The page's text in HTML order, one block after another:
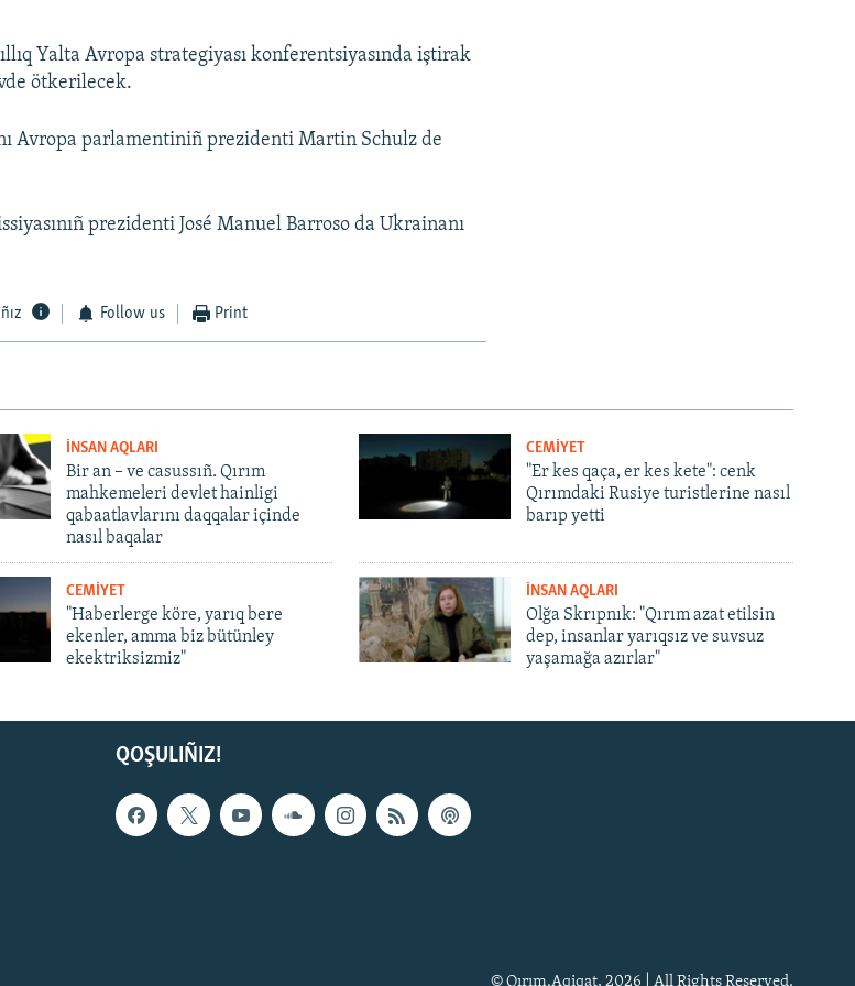
Yalta Avropa strategiyası konferentsiyasında iştirak
ötkerilecek.
Avropa parlamentiniñ prezidenti Martin Schulz de
prezidenti José Manuel Barroso da Ukrainanı
Follow us Print
İNSAN AQLARI
Bir an – ve casussıñ. Qırım
mahkemeleri devlet hainligi
qabaatlavlarını daqqalar içinde
nasıl baqalar
CEMİYET
"Er kes qaça, er kes kete": cenk
Qırımdaki Rusiye turistlerine nasıl
barıp yetti
CEMİYET
"Haberlerge köre, yarıq bere
ekenler, amma biz bütünley
ekektriksizmiz"
İNSAN AQLARI
Olğa Skrıpnık: "Qırım azat etilsin
dep, insanlar yarıqsız ve suvsuz
yaşamağa azırlar"
QOŞULIÑIZ!
© Qırım.Aqiqat, 2026 | All Rights Reserved.